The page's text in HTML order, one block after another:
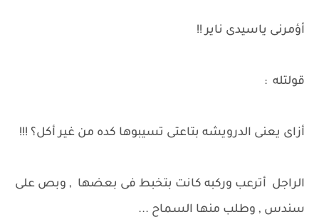
أؤمرنى ياسيدى ناير !!
قولتله :
أزاى يعنى الدرويشه بتاعتى تسيبوها كده من غير أكل؟ !!!
الراجل أترعب وركبه كانت بتخبط فى بعضها , وبص على
سندس , وطلب منها السماح ...